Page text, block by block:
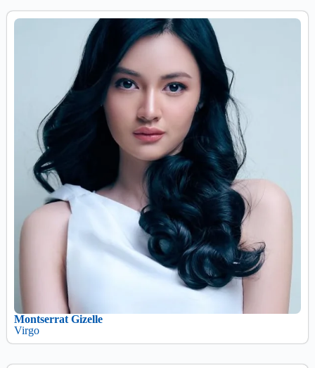
Montserrat Gizelle
Virgo